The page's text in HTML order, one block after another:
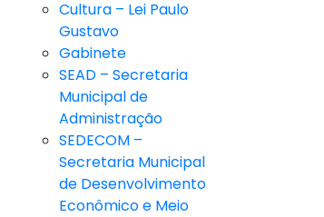
Cultura – Lei Paulo
Gustavo
Gabinete
SEAD – Secretaria
Municipal de
Administração
SEDECOM –
Secretaria Municipal
de Desenvolvimento
Econômico e Meio